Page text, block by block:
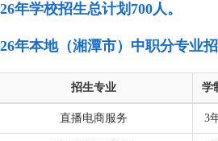
年学校招生总计划700人。
年本地（湘潭市）中职分专业
招生专业 学
直播电商服务 3